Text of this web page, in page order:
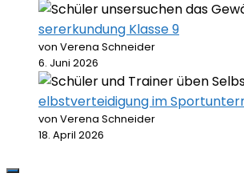
sererkundung Klasse 9
von Verena Schneider
6. Juni 2026
elbstverteidigung im
von Verena Schneider
18. April 2026